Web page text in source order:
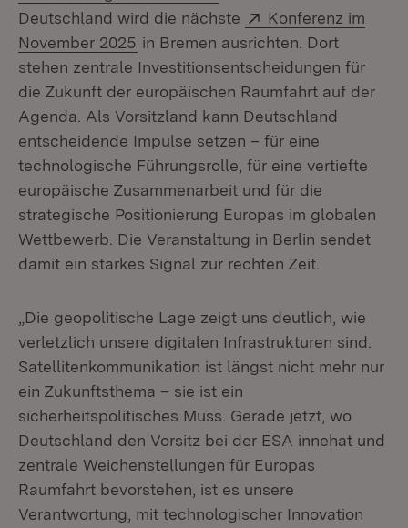
Deutschland wird die nächste
Extern:
Konferenz im
November 2025 (Öffnet in neuem Fenster)
in Bremen ausrichten. Dort
stehen zentrale Investitionsentscheidungen für
die Zukunft der europäischen Raumfahrt auf der
Agenda. Als Vorsitzland kann Deutschland
entscheidende Impulse setzen – für eine
technologische Führungsrolle, für eine vertiefte
europäische Zusammenarbeit und für die
strategische Positionierung Europas im globalen
Wettbewerb. Die Veranstaltung in Berlin sendet
damit ein starkes Signal zur rechten Zeit.
„Die geopolitische Lage zeigt uns deutlich, wie
verletzlich unsere digitalen Infrastrukturen sind.
Satellitenkommunikation ist längst nicht mehr nur
ein Zukunftsthema – sie ist ein
sicherheitspolitisches Muss. Gerade jetzt, wo
Deutschland den Vorsitz bei der ESA innehat und
zentrale Weichenstellungen für Europas
Raumfahrt bevorstehen, ist es unsere
Verantwortung, mit technologischer Innovation